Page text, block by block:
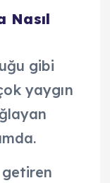
Nasıl
gibi
yaygın